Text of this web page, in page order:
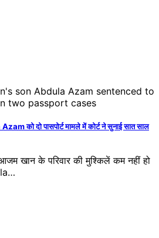
को दो पासपोर्ट मामले में कोर्ट ने सुनाई सात साल
खान के परिवार की मुश्किलें कम नहीं हो